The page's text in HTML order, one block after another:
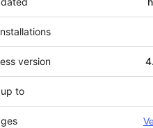
version
to